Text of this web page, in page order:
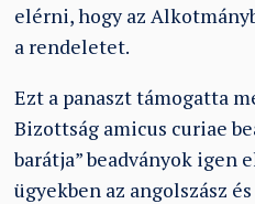
elérni, hogy az
a rendeletet.
Ezt a panaszt támogatta
Bizottság amicus curiae
barátja” beadványok igen
ügyekben az angolszász